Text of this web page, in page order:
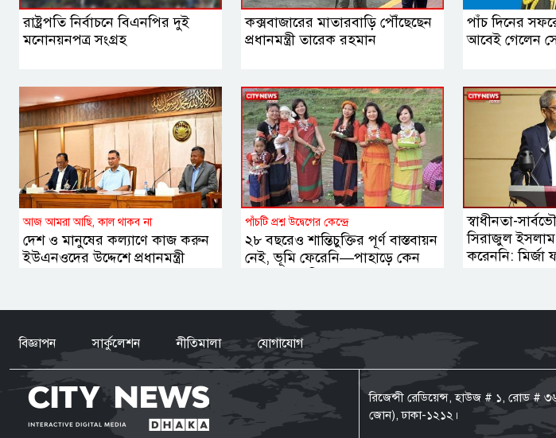
রাষ্ট্রপতি নির্বাচনে বিএনপির দুই
মনোনয়নপত্র সংগ্রহ
কক্সবাজারের মাতারবাড়ি পৌঁছেছেন
প্রধানমন্ত্রী তারেক রহমান
পাঁচ দিনের
আবেই গেলেন
আজ আমরা আছি, কাল থাকব না
দেশ ও মানুষের কল্যাণে কাজ করুন
ইউএনওদের উদ্দেশে প্রধানমন্ত্রী
পাঁচটি প্রশ্ন উদ্বেগের কেন্দ্রে
২৮ বছরেও শান্তিচুক্তির পূর্ণ বাস্তবায়ন
নেই, ভূমি ফেরেনি—পাহাড়ে কেন
স্বাধীনতা-
সিরাজুল
করেননি:
বিজ্ঞাপন সার্কুলেশন নীতিমালা যোগাযোগ
রিজেন্সী রেডিয়েন্স, হাউজ # ১, রোড #
জোন), ঢাকা-১২১২।